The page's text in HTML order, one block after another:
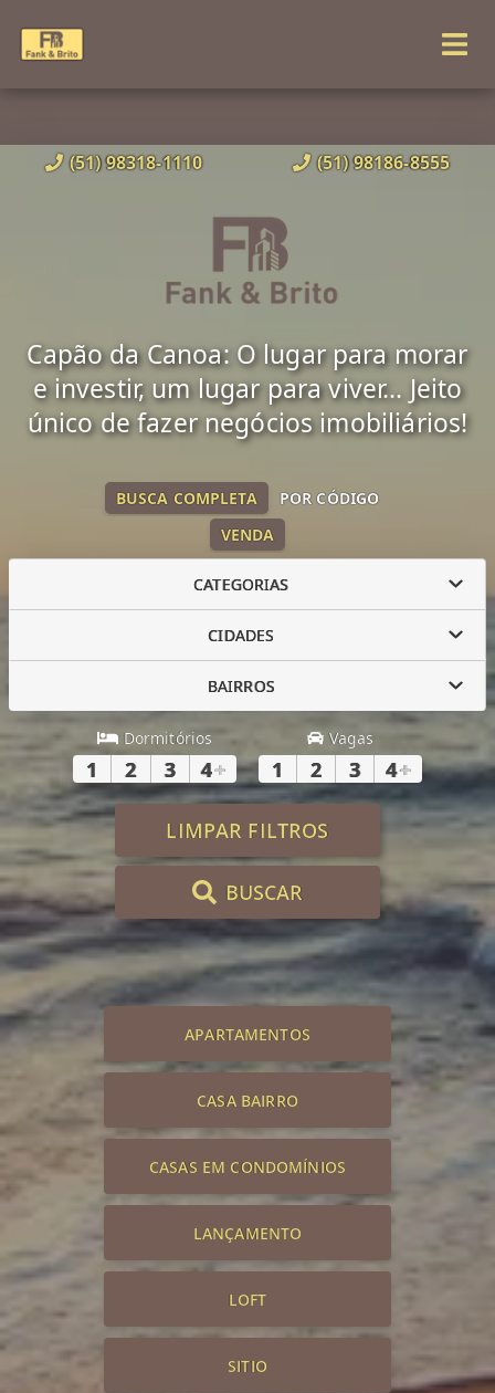
(51) 98318-1110 (51) 98186-8555
Capão da Canoa: O lugar para morar
e investir, um lugar para viver... Jeito
único de fazer negócios imobiliários!
VENDA
BUSCA COMPLETA POR CÓDIGO
CATEGORIAS
CIDADES
BAIRROS
Dormitórios
1 2 3 4+
Vagas
1 2 3 4+
LIMPAR FILTROS
BUSCAR
APARTAMENTOS
CASA BAIRRO
CASAS EM CONDOMÍNIOS
LANÇAMENTO
LOFT
SITIO